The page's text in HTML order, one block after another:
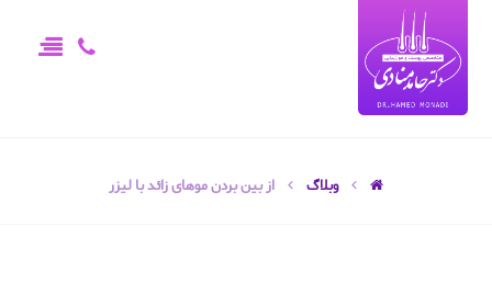
وبلاگ از بین بردن موهای زائد با لیزر